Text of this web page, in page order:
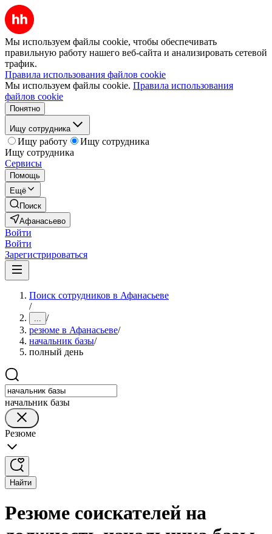
Мы используем файлы cookie, чтобы обеспечивать
правильную работу нашего веб-сайта и анализировать сетевой
трафик.
Правила использования файлов cookie
Мы используем файлы cookie. Правила использования
файлов cookie
Понятно
Ищу сотрудника
Ищу работу
Ищу сотрудника
Ищу сотрудника
Сервисы
Помощь
Ещё
Поиск
Афанасьево
Войти
Войти
Зарегистрироваться
Поиск сотрудников в Афанасьеве
/
... /
резюме в Афанасьеве/
начальник базы/
полный день
начальник базы
Резюме
Найти
Резюме соискателей на